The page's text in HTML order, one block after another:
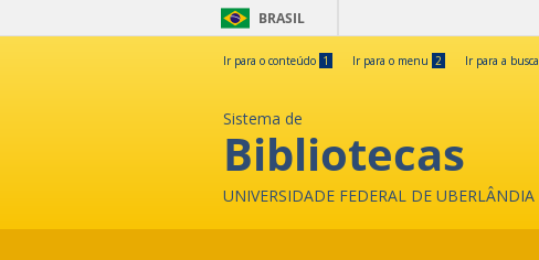
BRASIL
Ir para o conteúdo 1 Ir para o menu 2 Ir para a busca
Sistema de
Bibliotecas
UNIVERSIDADE FEDERAL DE UBERLÂNDIA